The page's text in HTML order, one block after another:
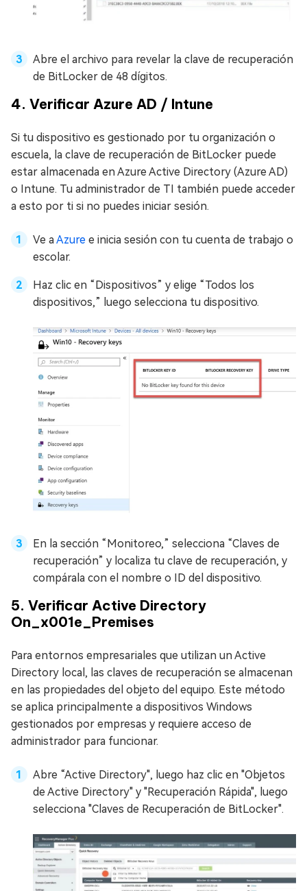
Abre el archivo para revelar la clave de recuperación
de BitLocker de 48 dígitos.
4. Verificar Azure AD / Intune
Si tu dispositivo es gestionado por tu organización o
escuela, la clave de recuperación de BitLocker puede
estar almacenada en Azure Active Directory (Azure AD)
o Intune. Tu administrador de TI también puede acceder
a esto por ti si no puedes iniciar sesión.
Ve aAzure e inicia sesión con tu cuenta de trabajo o
escolar.
Haz clic en “Dispositivos” y elige “Todos los
dispositivos,” luego selecciona tu dispositivo.
En la sección “Monitoreo,” selecciona “Claves de
recuperación” y localiza tu clave de recuperación, y
compárala con el nombre o ID del dispositivo.
5. Verificar Active Directory
On_x001e_Premises
Para entornos empresariales que utilizan un Active
Directory local, las claves de recuperación se almacenan
en las propiedades del objeto del equipo. Este método
se aplica principalmente a dispositivos Windows
gestionados por empresas y requiere acceso de
administrador para funcionar.
Abre “Active Directory", luego haz clic en "Objetos
de Active Directory" y "Recuperación Rápida", luego
selecciona "Claves de Recuperación de BitLocker".